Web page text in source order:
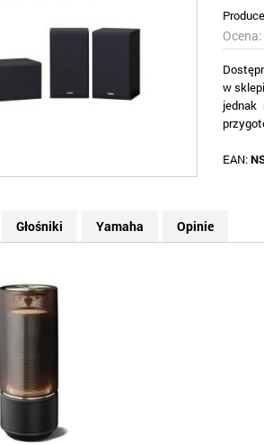
w
jednak
EAN:
Głośniki Yamaha Opinie